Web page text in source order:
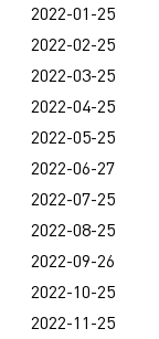
2022-01-25
2022-02-25
2022-03-25
2022-04-25
2022-05-25
2022-06-27
2022-07-25
2022-08-25
2022-09-26
2022-10-25
2022-11-25